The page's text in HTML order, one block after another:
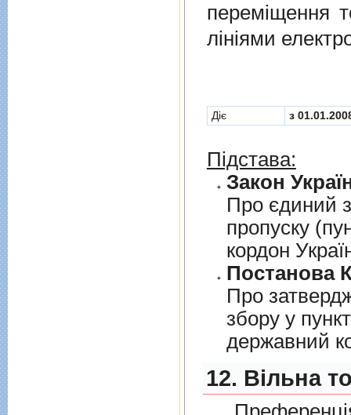
перемiщення
лiнiями
Діє з
Підстава:
Закон
Про єдиний
пропуску
кордон
Постанова
Про
збору у
державний
12. Вільна